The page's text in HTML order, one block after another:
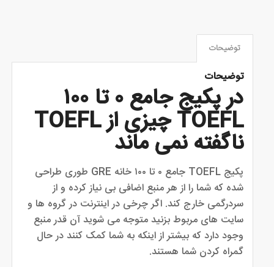
توضیحات
توضیحات
در پکیج جامع ۰ تا ۱۰۰
TOEFL چیزی از TOEFL
ناگفته نمی ماند
پکیج TOEFL جامع ۰ تا ۱۰۰ خانه GRE طوری طراحی
شده که شما را از هر منبع اضافی بی نیاز کرده و از
سردرگمی خارج کند. اگر چرخی در اینترنت در گروه ها و
سایت های مربوط بزنید متوجه می شوید آن قدر منبع
وجود دارد که بیشتر از اینکه به شما کمک کنند در حال
گمراه کردن شما هستند.